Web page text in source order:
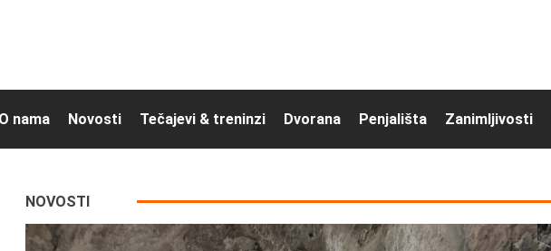
nama Novosti Tečajevi & treninzi Dvorana Penjališta Zanimljivosti
NOVOSTI